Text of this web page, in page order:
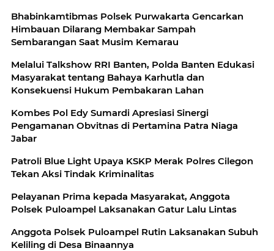
Bhabinkamtibmas Polsek Purwakarta Gencarkan
Himbauan Dilarang Membakar Sampah
Sembarangan Saat Musim Kemarau
Melalui Talkshow RRI Banten, Polda Banten Edukasi
Masyarakat tentang Bahaya Karhutla dan
Konsekuensi Hukum Pembakaran Lahan
Kombes Pol Edy Sumardi Apresiasi Sinergi
Pengamanan Obvitnas di Pertamina Patra Niaga
Jabar
Patroli Blue Light Upaya KSKP Merak Polres Cilegon
Tekan Aksi Tindak Kriminalitas
Pelayanan Prima kepada Masyarakat, Anggota
Polsek Puloampel Laksanakan Gatur Lalu Lintas
Anggota Polsek Puloampel Rutin Laksanakan Subuh
Keliling di Desa Binaannya